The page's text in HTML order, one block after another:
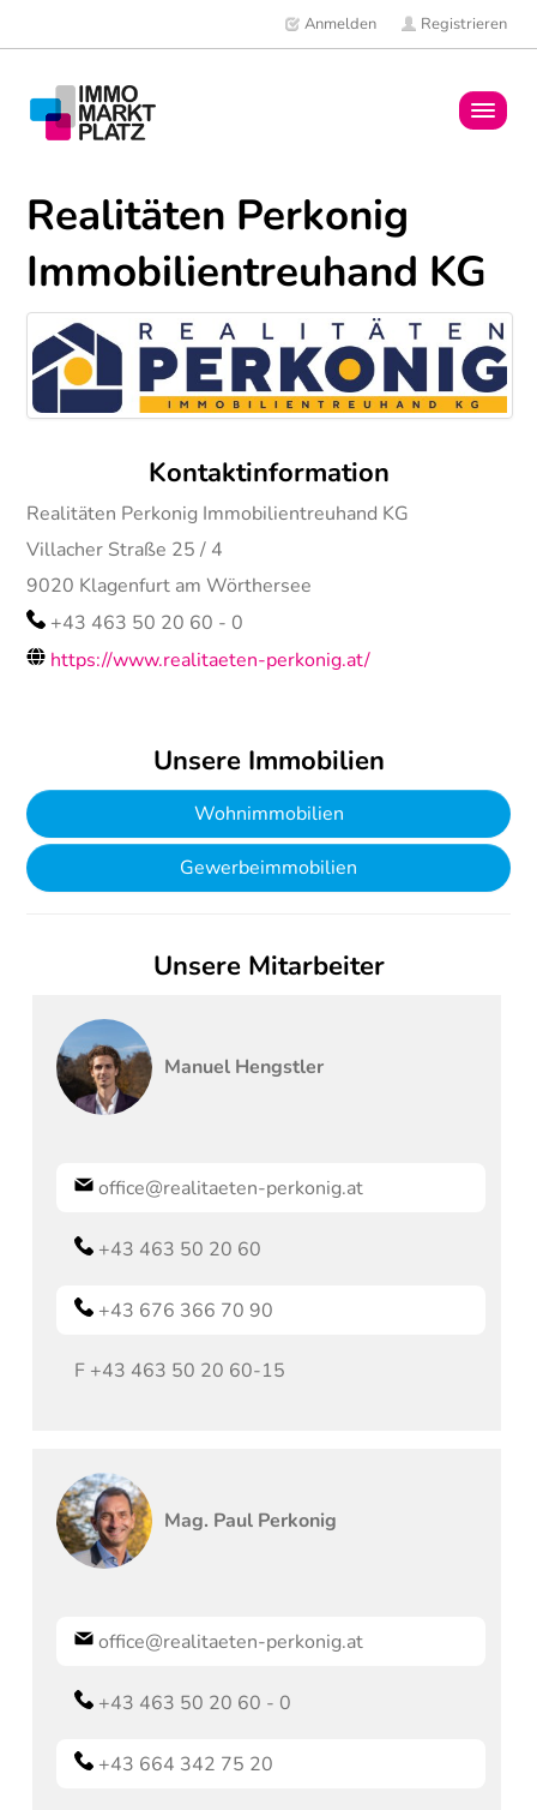
Anmelden Registrieren
Mitglieder
News
Realitäten Perkonig
Immobilientreuhand KG
Kontaktinformation
Realitäten Perkonig Immobilientreuhand KG
Villacher Straße 25 / 4
9020 Klagenfurt am Wörthersee
+43 463 50 20 60 - 0
https://www.realitaeten-perkonig.at/
Unsere Immobilien
Wohnimmobilien
Gewerbeimmobilien
Unsere Mitarbeiter
Manuel Hengstler
office@realitaeten-perkonig.at
+43 463 50 20 60
+43 676 366 70 90
F +43 463 50 20 60-15
Mag. Paul Perkonig
office@realitaeten-perkonig.at
+43 463 50 20 60 - 0
+43 664 342 75 20